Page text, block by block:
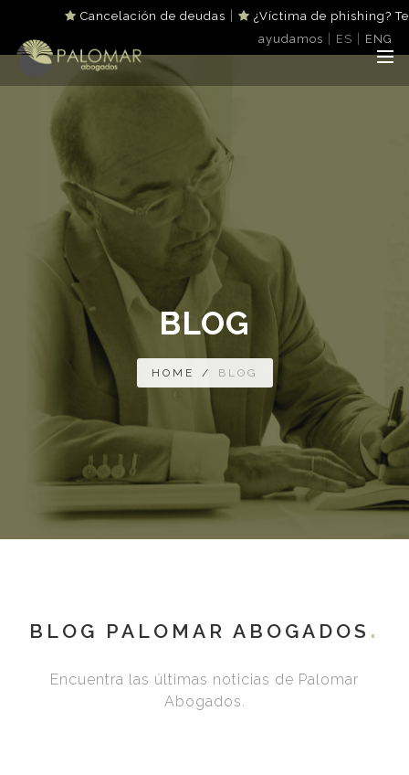
Cancelación de deudas
¿Víctima de phishing? Te
ayudamos
ES ENG
BLOG
HOME / BLOG
BLOG PALOMAR ABOGADOS
Encuentra las últimas noticias de Palomar
Abogados.